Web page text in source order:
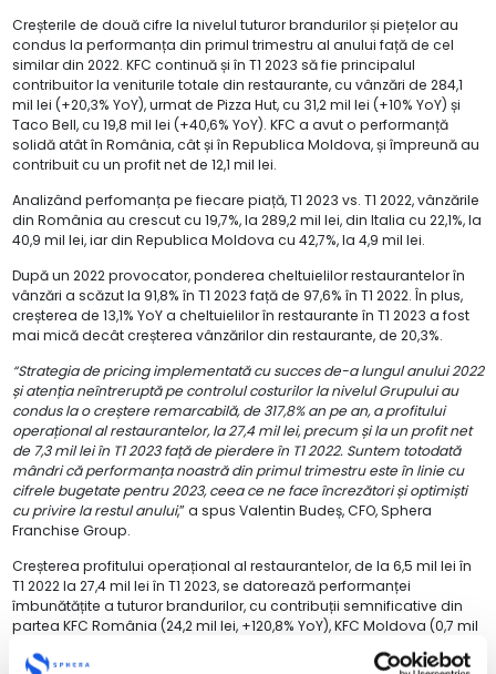
Creșterile de două cifre la nivelul tuturor brandurilor și piețelor au
condus la performanța din primul trimestru al anului față de cel
similar din 2022. KFC continuă și în T1 2023 să fie principalul
contribuitor la veniturile totale din restaurante, cu vânzări de 284,1
mil lei (+20,3% YoY), urmat de Pizza Hut, cu 31,2 mil lei (+10% YoY) și
Taco Bell, cu 19,8 mil lei (+40,6% YoY). KFC a avut o performanță
solidă atât în România, cât și în Republica Moldova, și împreună au
contribuit cu un profit net de 12,1 mil lei.
Analizând perfomanța pe fiecare piață, T1 2023 vs. T1 2022, vânzările
din România au crescut cu 19,7%, la 289,2 mil lei, din Italia cu 22,1%, la
40,9 mil lei, iar din Republica Moldova cu 42,7%, la 4,9 mil lei.
După un 2022 provocator, ponderea cheltuielilor restaurantelor în
vânzări a scăzut la 91,8% în T1 2023 față de 97,6% în T1 2022. În plus,
creșterea de 13,1% YoY a cheltuielilor în restaurante în T1 2023 a fost
mai mică decât creșterea vânzărilor din restaurante, de 20,3%.
“Strategia de pricing implementată cu succes de-a lungul anului 2022
și atenția neîntreruptă pe controlul costurilor la nivelul Grupului au
condus la o creștere remarcabilă, de 317,8% an pe an, a profitului
operațional al restaurantelor, la 27,4 mil lei, precum și la un profit net
de 7,3 mil lei în T1 2023 față de pierdere în T1 2022. Suntem totodată
mândri că performanța noastră din primul trimestru este în linie cu
cifrele bugetate pentru 2023, ceea ce ne face încrezători și optimiști
cu privire la restul anului,” a spus Valentin Budeș, CFO, Sphera
Franchise Group.
Creșterea profitului operațional al restaurantelor, de la 6,5 mil lei în
T1 2022 la 27,4 mil lei în T1 2023, se datorează performanței
îmbunătățite a tuturor brandurilor, cu contribuții semnificative din
partea KFC România (24,2 mil lei, +120,8% YoY), KFC Moldova (0,7 mil
a restaurantelor de 2,9 mil lei) și Taco Bell (0,4 mil lei față de